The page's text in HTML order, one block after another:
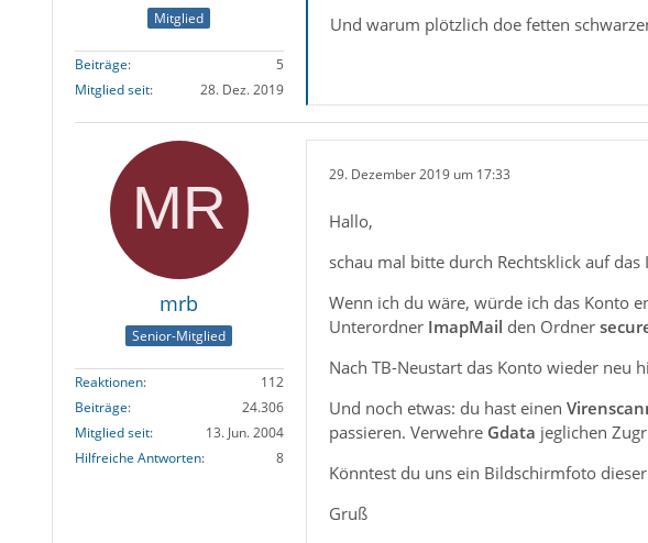
Mitglied
Beiträge
5
Mitglied seit
28. Dez. 2019
Und warum plötzlich doe fetten
mrb
Senior-Mitglied
Reaktionen
112
Beiträge
24.306
Mitglied seit
13. Jun. 2004
Hilfreiche Antworten
8
29. Dezember 2019 um 17:33
Hallo,
schau mal bitte durch Rechtsklick auf
Wenn ich du wäre, würde ich das Konto
UnterordnerImapMail den Ordner
Nach TB-Neustart das Konto wieder neu
Und noch etwas: du hast einen
passieren. Verwehre Gdata jeglichen
Könntest du uns ein Bildschirmfoto
Gruß